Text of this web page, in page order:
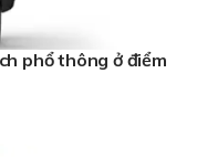
phổ thông ở điểm